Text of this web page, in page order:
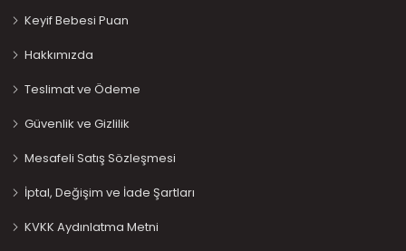
Keyif Bebesi Puan
Hakkımızda
Teslimat ve Ödeme
Güvenlik ve Gizlilik
Mesafeli Satış Sözleşmesi
İptal, Değişim ve İade Şartları
KVKK Aydınlatma Metni